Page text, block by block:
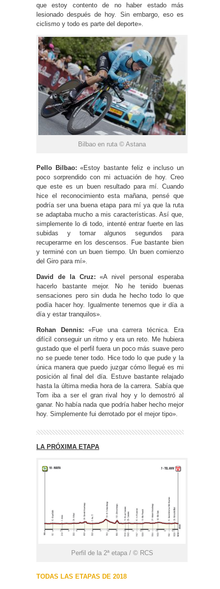
que estoy contento de no haber estado más
lesionado después de hoy. Sin embargo, eso es
ciclismo y todo es parte del deporte».
Bilbao en ruta © Astana
Pello Bilbao: «Estoy bastante feliz e incluso un
poco sorprendido con mi actuación de hoy. Creo
que este es un buen resultado para mí. Cuando
hice el reconocimiento esta mañana, pensé que
podría ser una buena etapa para mí ya que la ruta
se adaptaba mucho a mis características. Así que,
simplemente lo di todo, intenté entrar fuerte en las
subidas y tomar algunos segundos para
recuperarme en los descensos.
Fue bastante bien
y terminé con un buen tiempo.
Un buen comienzo
del Giro para mí».
David de la Cruz: «A nivel personal esperaba
hacerlo bastante mejor. No he tenido buenas
sensaciones pero sin duda he hecho todo lo que
podía hacer hoy. Igualmente tenemos que ir día a
día y estar tranquilos».
Rohan Dennis:
«Fue una carrera técnica. Era
difícil conseguir un ritmo y era un reto. Me hubiera
gustado que el perfil fuera un poco más suave pero
no se puede tener todo. Hice todo lo que pude y la
única manera que puedo juzgar cómo llegué es mi
posición al final del día. Estuve bastante relajado
hasta la última media hora de la carrera. Sabía que
Tom iba a ser el gran rival hoy y lo demostró al
ganar. No había nada que podría haber hecho mejor
hoy. Simplemente fui derrotado por el mejor tipo».
LA PRÓXIMA ETAPA
Perfil de la 2ª etapa / © RCS
TODAS LAS ETAPAS DE 2018